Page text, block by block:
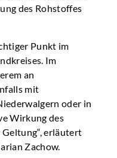
des Rohstoffes
Punkt im
Im
an
mit
oder in
Wirkung des
erläutert
Zachow.